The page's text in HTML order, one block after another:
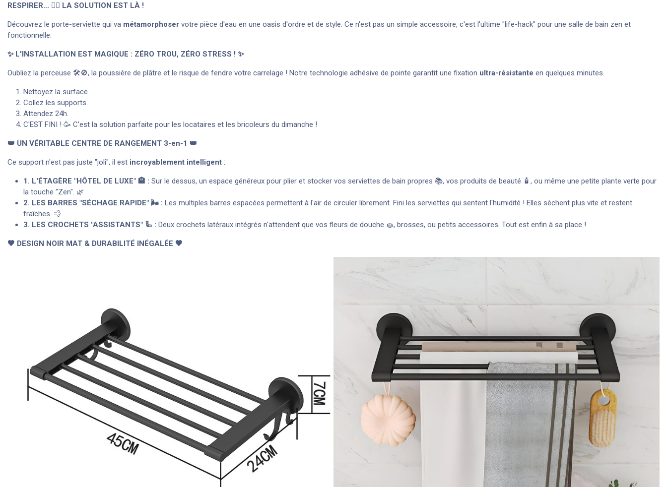
RESPIRER... 🧘‍♀️ LA SOLUTION EST LÀ !
Découvrez le porte-serviette qui va métamorphoser votre pièce d'eau en une oasis d'ordre et de style. Ce n'est pas un simple accessoire, c'est l'ultime "life-hack" pour une salle de bain zen et
fonctionnelle.
✨ L'INSTALLATION EST MAGIQUE : ZÉRO TROU, ZÉRO STRESS ! ✨
Oubliez la perceuse 🛠️🚫, la poussière de plâtre et le risque de fendre votre carrelage ! Notre technologie adhésive de pointe garantit une fixation ultra-résistante en quelques minutes.
Nettoyez la surface.
Collez les supports.
Attendez 24h.
C'EST FINI ! 🥳 C'est la solution parfaite pour les locataires et les bricoleurs du dimanche !
👑 UN VÉRITABLE CENTRE DE RANGEMENT 3-en-1 👑
Ce support n'est pas juste "joli", il est incroyablement intelligent :
1. L'ÉTAGÈRE "HÔTEL DE LUXE" 🏨 : Sur le dessus, un espace généreux pour plier et stocker vos serviettes de bain propres 📚, vos produits de beauté 🧴, ou même une petite plante verte pour
la touche "Zen". 🌿
2. LES BARRES "SÉCHAGE RAPIDE" 🌬️ : Les multiples barres espacées permettent à l'air de circuler librement. Fini les serviettes qui sentent l'humidité ! Elles sèchent plus vite et restent
fraîches. 💨
3. LES CROCHETS "ASSISTANTS" 🦾 : Deux crochets latéraux intégrés n'attendent que vos fleurs de douche 🧽, brosses, ou petits accessoires. Tout est enfin à sa place !
🖤 DESIGN NOIR MAT & DURABILITÉ INÉGALÉE 🖤